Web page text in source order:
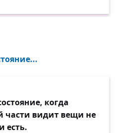
когда
части видит вещи не
есть.